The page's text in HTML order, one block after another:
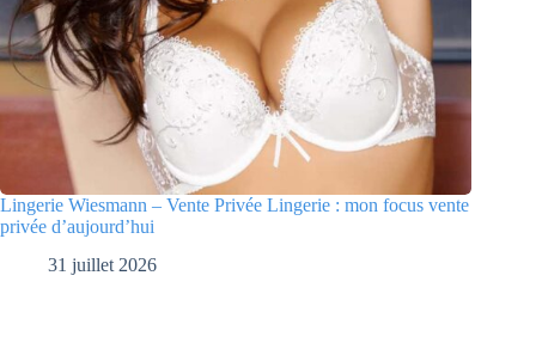
Lingerie Wiesmann – Vente Privée Lingerie : mon focus vente
privée d’aujourd’hui
31 juillet 2026